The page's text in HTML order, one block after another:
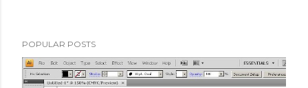
POPULAR POSTS